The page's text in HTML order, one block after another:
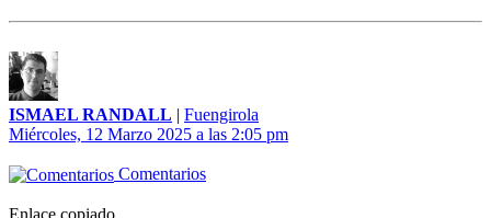
ISMAEL RANDALL | Fuengirola
Miércoles, 12 Marzo 2025 a las 2:05 pm
Comentarios